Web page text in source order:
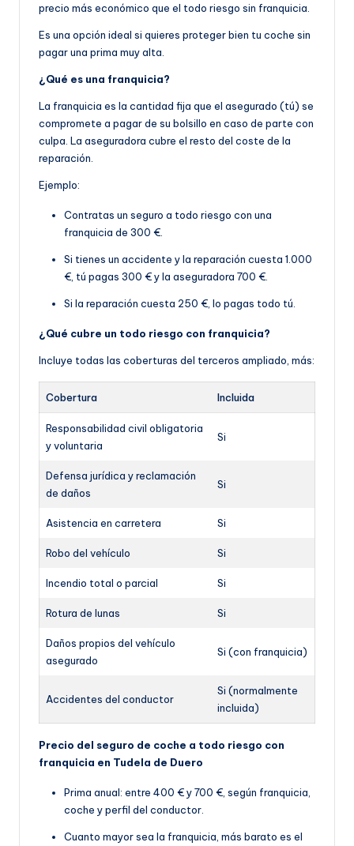
precio más económico que el todo riesgo sin franquicia.
Es una opción ideal si quieres proteger bien tu coche sin
pagar una prima muy alta.
¿Qué es una franquicia?
La franquicia es la cantidad fija que el asegurado (tú) se
compromete a pagar de su bolsillo en caso de parte con
culpa. La aseguradora cubre el resto del coste de la
reparación.
Ejemplo:
Contratas un seguro a todo riesgo con una
franquicia de 300 €.
Si tienes un accidente y la reparación cuesta 1.000
€, tú pagas 300 € y la aseguradora 700 €.
Si la reparación cuesta 250 €, lo pagas todo tú.
¿Qué cubre un todo riesgo con franquicia?
Incluye todas las coberturas del terceros ampliado, más:
Cobertura Incluida
Responsabilidad civil obligatoria
y voluntaria
Si
Defensa jurídica y reclamación
de daños
Si
Asistencia en carretera Si
Robo del vehículo Si
Incendio total o parcial Si
Rotura de lunas Si
Daños propios del vehículo
asegurado
Si (con franquicia)
Accidentes del conductor
Si (normalmente
incluida)
Precio del seguro de coche a todo riesgo con
franquicia en Tudela de Duero
Prima anual: entre 400 € y 700 €, según franquicia,
coche y perfil del conductor.
Cuanto mayor sea la franquicia, más barato es el